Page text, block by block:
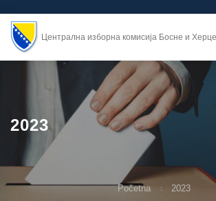
Централна изборна комисија Босне и
2023
Početna 2023